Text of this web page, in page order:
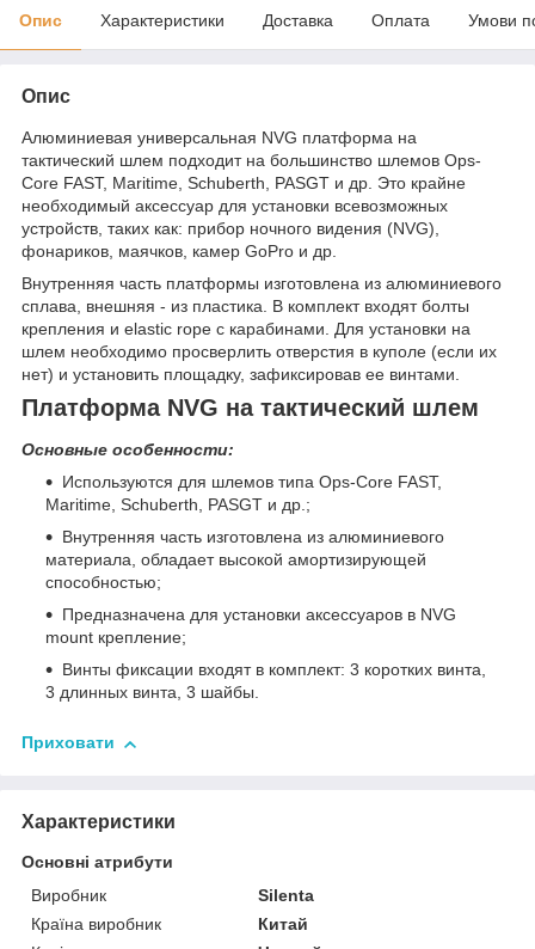
Опис Характеристики Доставка Оплата Умови
Опис
Алюминиевая универсальная NVG платформа на
тактический шлем подходит на большинство шлемов Ops-
Core FAST, Maritime, Schuberth, PASGT и др. Это крайне
необходимый аксессуар для установки всевозможных
устройств, таких как: прибор ночного видения (NVG),
фонариков, маячков, камер GoPro и др.
Внутренняя часть платформы изготовлена из алюминиевого
сплава, внешняя - из пластика. В комплект входят болты
крепления и elastic rope с карабинами. Для установки на
шлем необходимо просверлить отверстия в куполе (если их
нет) и установить площадку, зафиксировав ее винтами.
Платформа NVG на тактический шлем
Основные особенности:
Используются для шлемов типа Ops-Core FAST,
Maritime, Schuberth, PASGT и др.;
Внутренняя часть изготовлена из алюминиевого
материала, обладает высокой амортизирующей
способностью;
Предназначена для установки аксессуаров в NVG
mount крепление;
Винты фиксации входят в комплект: 3 коротких винта,
3 длинных винта, 3 шайбы.
Приховати
Характеристики
Основні атрибути
Виробник
Silenta
Країна виробник
Китай